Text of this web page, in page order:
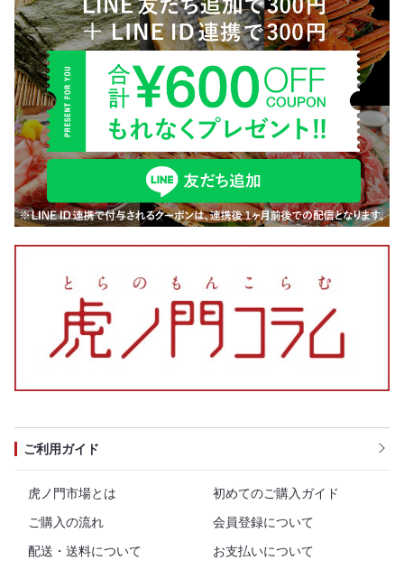
ご利用ガイド
虎ノ門市場とは
初めてのご購入ガイド
ご購入の流れ
会員登録について
配送・送料について
お支払いについて